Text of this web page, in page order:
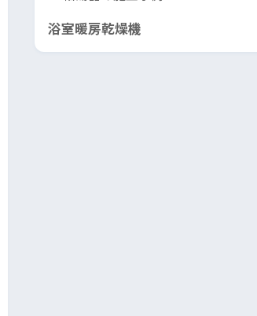
浴室暖房乾燥機